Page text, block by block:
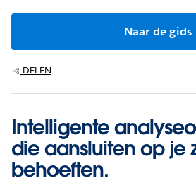
Naar de gids
DELEN
Intelligente
die aansluiten op je
behoeften.